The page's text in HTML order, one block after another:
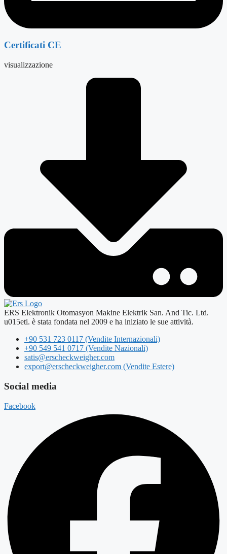
Certificati CE
visualizzazione
ERS Elektronik Otomasyon Makine Elektrik San. And Tic. Ltd.
u015eti. è stata fondata nel 2009 e ha iniziato le sue attività.
+90 531 723 0117 (Vendite Internazionali)
+90 549 541 0717 (Vendite Nazionali)
satis@erscheckweigher.com
export@erscheckweigher.com (Vendite Estere)
Social media
Facebook